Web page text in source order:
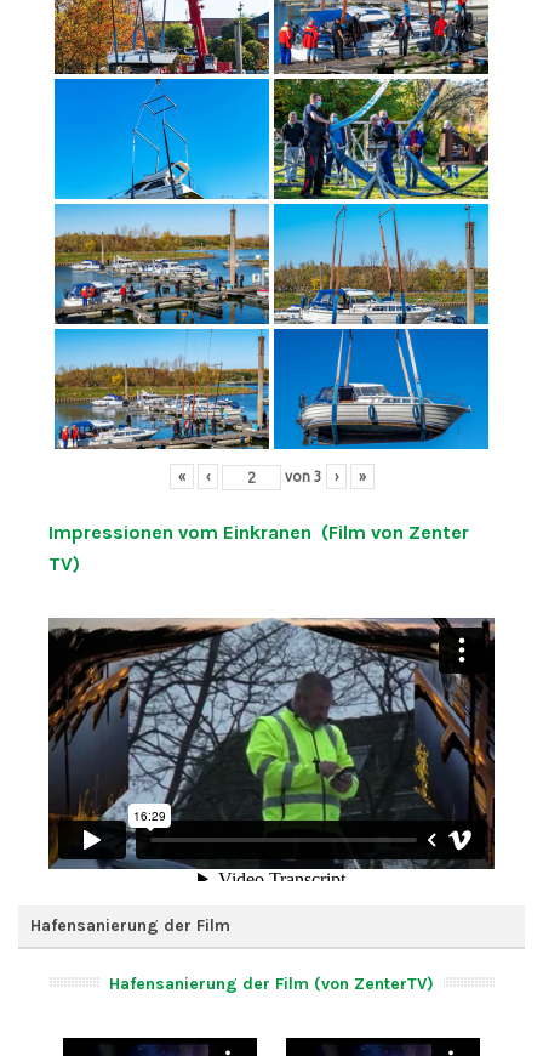
« ‹ von 3 › »
Impressionen vom Einkranen (Film von Zenter
TV)
Hafensanierung der Film
Hafensanierung der Film (von ZenterTV)